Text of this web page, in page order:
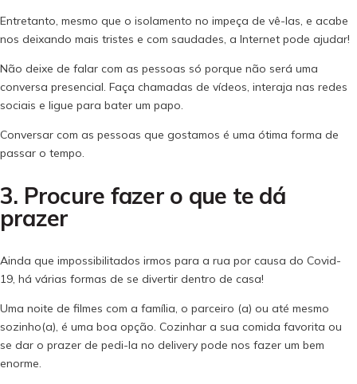
Entretanto, mesmo que o isolamento no impeça de vê-las, e acabe
nos deixando mais tristes e com saudades, a Internet pode ajudar!
Não deixe de falar com as pessoas só porque não será uma
conversa presencial. Faça chamadas de vídeos, interaja nas redes
sociais e ligue para bater um papo.
Conversar com as pessoas que gostamos é uma ótima forma de
passar o tempo.
3. Procure fazer o que te dá
prazer
Ainda que impossibilitados irmos para a rua por causa do Covid-
19, há várias formas de se divertir dentro de casa!
Uma noite de filmes com a família, o parceiro (a) ou até mesmo
sozinho(a), é uma boa opção. Cozinhar a sua comida favorita ou
se dar o prazer de pedi-la no delivery pode nos fazer um bem
enorme.